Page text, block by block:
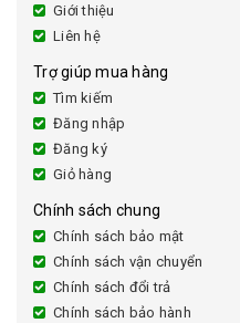
Giới thiệu
Liên hệ
Trợ giúp mua hàng
Tìm kiếm
Đăng nhập
Đăng ký
Giỏ hàng
Chính sách chung
Chính sách bảo mật
Chính sách vận chuyển
Chính sách đổi trả
Chính sách bảo hành